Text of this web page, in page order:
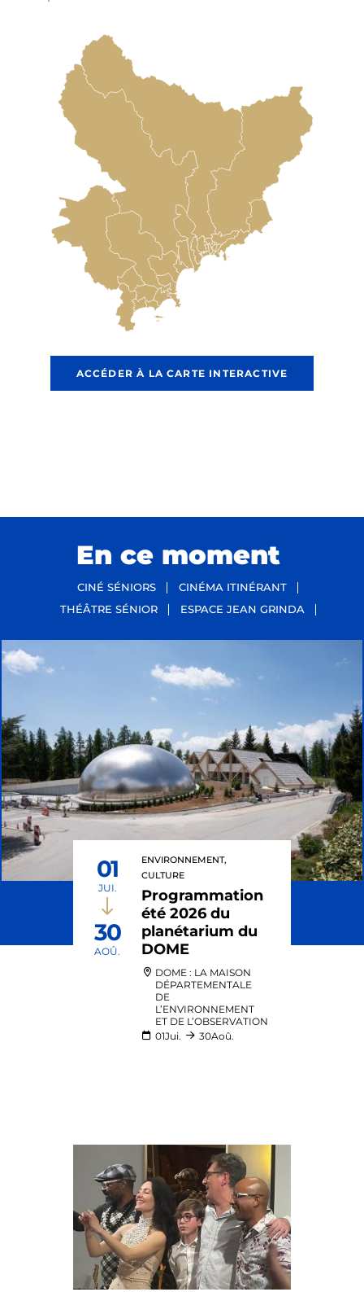
ACCÉDER À LA CARTE INTERACTIVE
En ce moment
CINÉ SÉNIORS
CINÉMA ITINÉRANT
THÉÂTRE SÉNIOR
ESPACE JEAN GRINDA
ENVIRONNEMENT,
CULTURE
Programmation
été 2026 du
planétarium du
DOME
DOME : LA MAISON
DÉPARTEMENTALE
DE
L’ENVIRONNEMENT
ET DE L’OBSERVATION
01Jui. 30Aoû.
01
JUI.
30
AOÛ.